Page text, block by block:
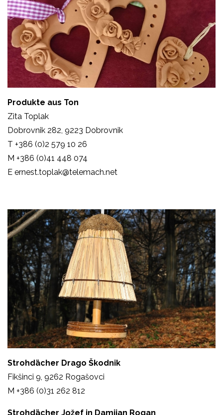
Produkte aus Ton
Zita Toplak
Dobrovnik 282, 9223 Dobrovnik
T +386 (0)2 579 10 26
M +386 (0)41 448 074
E ernest.toplak@telemach.net
Strohdächer Drago Škodnik
Fikšinci 9, 9262 Rogašovci
M +386 (0)31 262 812
Strohdächer Jožef in Damijan Rogan